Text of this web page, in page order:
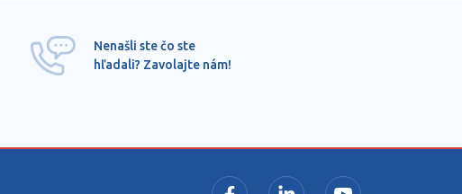
Nenašli ste čo ste
hľadali? Zavolajte nám!